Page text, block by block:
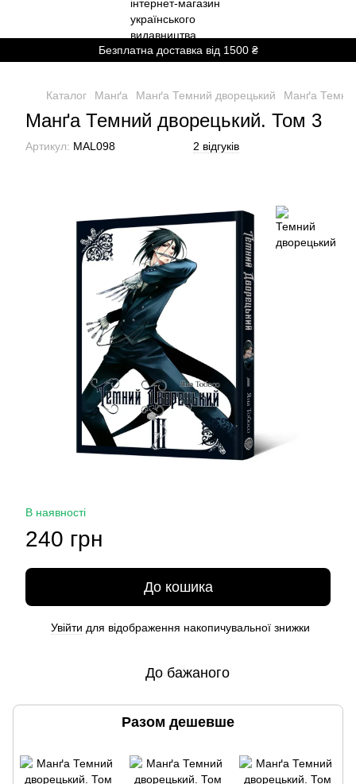
Безплатна доставка від 1500 ₴
Каталог Манґа Манґа Темний дворецький Манґа
Манґа Темний дворецький. Том 3
Артикул: MAL098 2 відгуків
В наявності
240 грн
До кошика
Увійти для відображення накопичувальної знижки
До бажаного
Разом дешевше